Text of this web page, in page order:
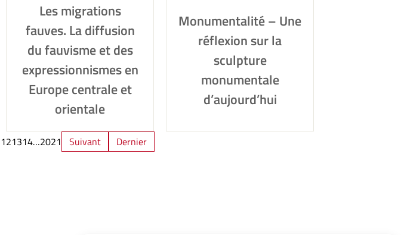
Les migrations
fauves. La diffusion
du fauvisme et des
expressionnismes en
Europe centrale et
orientale
Monumentalité – Une
réflexion sur la
sculpture
monumentale
d’aujourd’hui
121314…2021 Suivant Dernier